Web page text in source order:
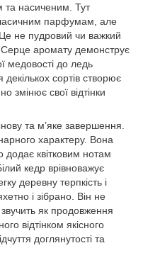
та насиченим. Тут
парфумам, але
не пудровий чи важкий
аромату демонструє
медовості до ледь
декількох сортів створює
змінює свої відтінки
та м’яке завершення.
характеру. Вона
квітковим нотам
кедр врівноважує
деревну терпкість і
і зібрано. Він не
як продовження
відтінком якісного
доглянутості та